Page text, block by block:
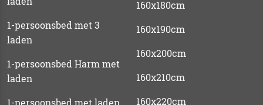
1-persoonsbed met 3
laden
1-persoonsbed Harm met
laden
160x180cm
160x190cm
160x200cm
160x210cm
160x220cm